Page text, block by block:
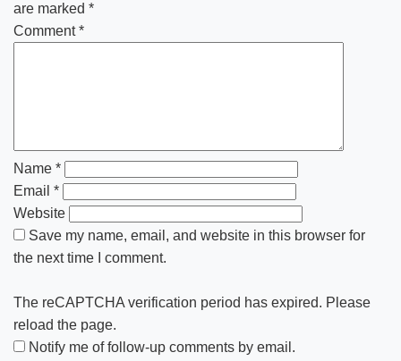
are marked *
Comment*
Name *
Email *
Website
Save my name, email, and website in this browser for
the next time I comment.
The reCAPTCHA verification period has expired. Please
reload the page.
Notify me of follow-up comments by email.